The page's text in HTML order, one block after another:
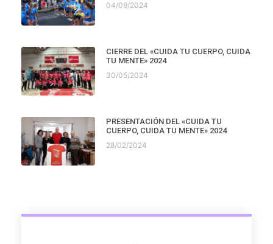
04/09/2024
CIERRE DEL «CUIDA TU CUERPO, CUIDA
TU MENTE» 2024
30/05/2024
PRESENTACIÓN DEL «CUIDA TU
CUERPO, CUIDA TU MENTE» 2024
28/02/2024